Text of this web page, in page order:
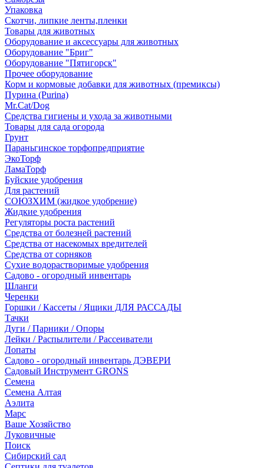
Упаковка
Скотчи, липкие ленты,пленки
Товары для животных
Оборудование и аксессуары для животных
Оборудование "Бриг"
Оборудование "Пятигорск"
Прочее оборудование
Корм и кормовые добавки для животных (премиксы)
Пурина (Purina)
Mr.Cat/Dog
Средства гигиены и ухода за животными
Товары для сада огорода
Грунт
Параньгинское торфопредприятие
ЭкоТорф
ЛамаТорф
Буйские удобрения
Для растений
СОЮЗХИМ (жидкое удобрение)
Жидкие удобрения
Регуляторы роста растений
Средства от болезней растений
Средства от насекомых вредителей
Средства от сорняков
Сухие водорастворимые удобрения
Садово - огородный инвентарь
Шланги
Черенки
Горшки / Кассеты / Ящики ДЛЯ РАССАДЫ
Тачки
Дуги / Парники / Опоры
Лейки / Распылители / Рассеиватели
Лопаты
Садово - огородный инвентарь ДЭВЕРИ
Садовый Инструмент GRONS
Семена
Семена Алтая
Аэлита
Марс
Ваше Хозяйство
Луковичные
Поиск
Сибирский сад